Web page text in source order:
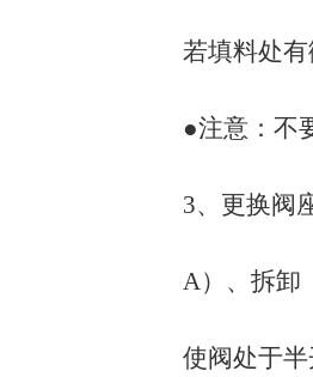
若填料处有
●注意：不要
3、更换阀
A）、拆卸
使阀处于半